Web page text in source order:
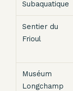
Subaquatique
Sentier du
Frioul
Muséum
Longchamp